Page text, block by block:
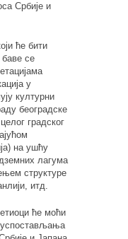
Србије и
ће бити
се
у
културни
београдске
градског
на ушћу
лагума
структуре
итд.
ће моћи
успостављања